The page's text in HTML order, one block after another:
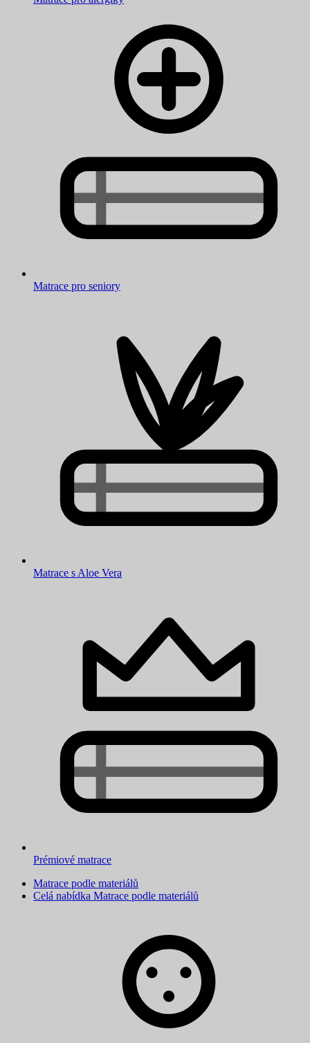
Matrace pro seniory
Matrace s Aloe Vera
Prémiové matrace
Matrace podle materiálů
Celá nabídka Matrace podle materiálů